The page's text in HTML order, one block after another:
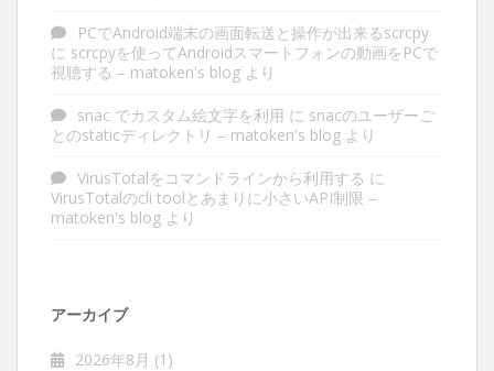
PCでAndroid端末の画面転送と操作が出来るscrcpy
に scrcpyを使ってAndroidスマートフォンの動画をPCで
視聴する – matoken's blog より
snac でカスタム絵文字を利用 に snacのユーザーご
とのstaticディレクトリ – matoken's blog より
VirusTotalをコマンドラインから利用する に
VirusTotalのcli toolとあまりに小さいAPI制限 –
matoken's blog より
アーカイブ
2026年8月 (1)